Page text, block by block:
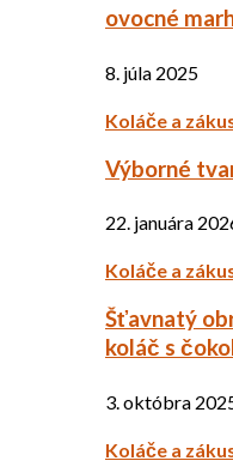
ovocné
8. júla 2025
Koláče a
Výborné
22. januára
Koláče a
Šťavnatý
koláč s
3. októbra
Koláče a